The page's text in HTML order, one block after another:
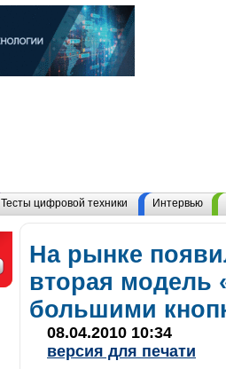
Тесты цифровой техники Интервью
На рынке
вторая модель
большими
08.04.2010 10:34
версия для печати